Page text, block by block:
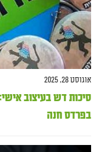
אוגוסט 28, 2025
סיכות דש בעיצוב
בפרדס חנה